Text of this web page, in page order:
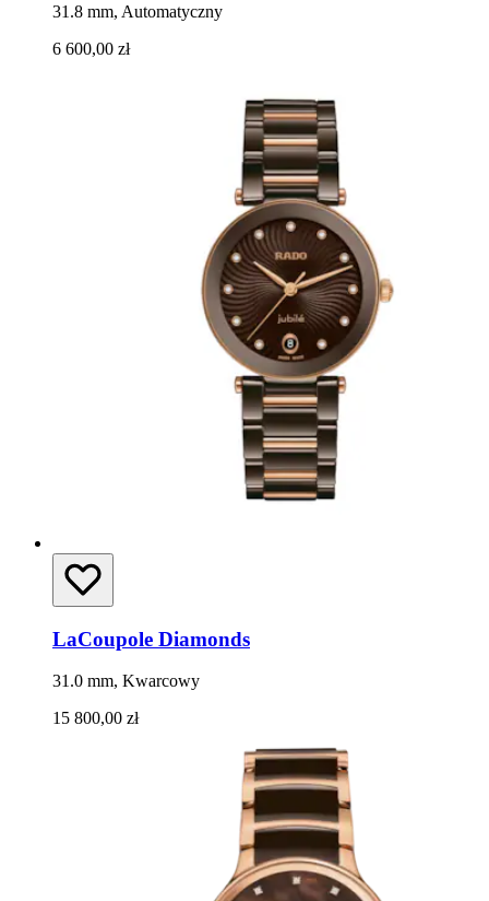
31.8 mm, Automatyczny
6 600,00 zł
LaCoupole Diamonds
31.0 mm, Kwarcowy
15 800,00 zł